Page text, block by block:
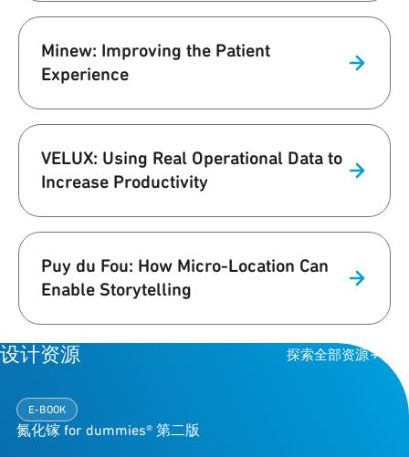
Minew: Improving the Patient
Experience
VELUX: Using Real Operational Data to
Increase Productivity
Puy du Fou: How Micro-Location Can
Enable Storytelling
设计资源 探索全部资源
E-BOOK
氮化镓 for dummies® 第二版